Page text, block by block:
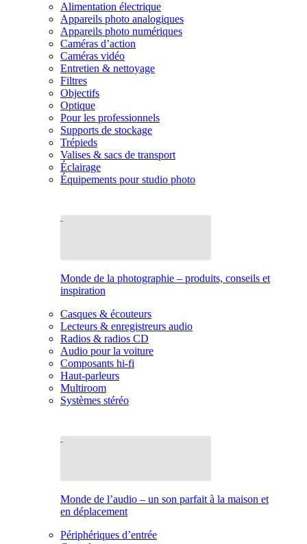
Alimentation électrique
Appareils photo analogiques
Appareils photo numériques
Caméras d’action
Caméras vidéo
Entretien & nettoyage
Filtres
Objectifs
Optique
Pour les professionnels
Supports de stockage
Trépieds
Valises & sacs de transport
Éclairage
Équipements pour studio photo
Monde de la photographie – produits, conseils et
inspiration
Casques & écouteurs
Lecteurs & enregistreurs audio
Radios & radios CD
Audio pour la voiture
Composants hi-fi
Haut-parleurs
Multiroom
Systèmes stéréo
Monde de l’audio – un son parfait à la maison et
en déplacement
Périphériques d’entrée